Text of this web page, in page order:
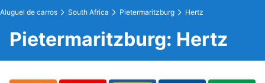
Aluguel de carros South Africa Pietermaritzburg Hertz
Pietermaritzburg: Hertz